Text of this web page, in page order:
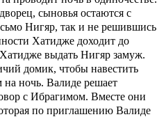
сыновья остаются с
Нигяр, так и не решившись
Хатидже доходит до
выдать Нигяр замуж.
домик, чтобы навестить
на ночь. Валиде решает
с Ибрагимом. Вместе они
по приглашению Валиде